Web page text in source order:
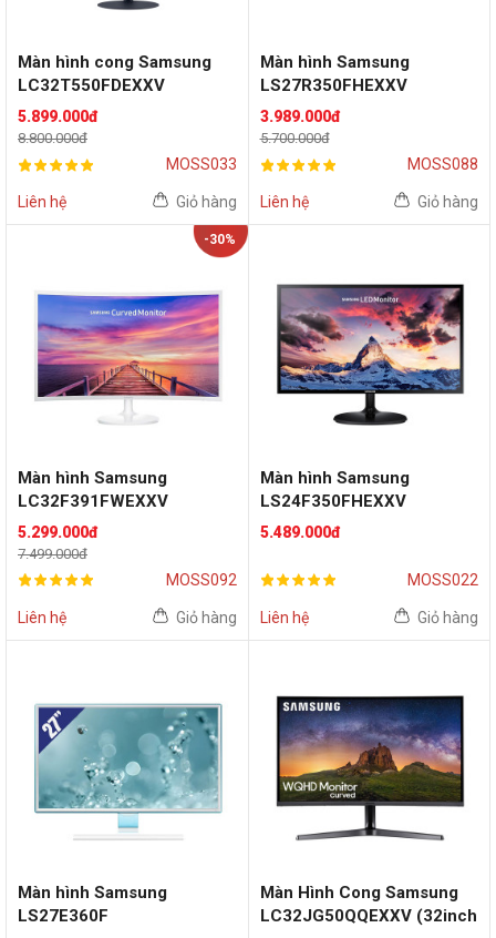
Màn hình cong Samsung
LC32T550FDEXXV
(32inch/FHD/VA/75Hz/Fre
eSync)
5.899.000đ
8.800.000đ
MOSS033
Liên hệ Giỏ hàng
Màn hình Samsung
LS27R350FHEXXV
(27inch/FHD/75Hz/Flat)
3.989.000đ
5.700.000đ
MOSS088
Liên hệ Giỏ hàng
-30%
Màn hình Samsung
LC32F391FWEXXV
(32inch/FHD/VA/60Hz/Fre
eSync)
5.299.000đ
7.499.000đ
MOSS092
Liên hệ Giỏ hàng
Màn hình Samsung
LS24F350FHEXXV
(24inch/FHD/PLS/60Hz/Fla
5.489.000đ
MOSS022
Liên hệ Giỏ hàng
Màn hình Samsung
LS27E360F
Màn Hình Cong Samsung
LC32JG50QQEXXV (32inch